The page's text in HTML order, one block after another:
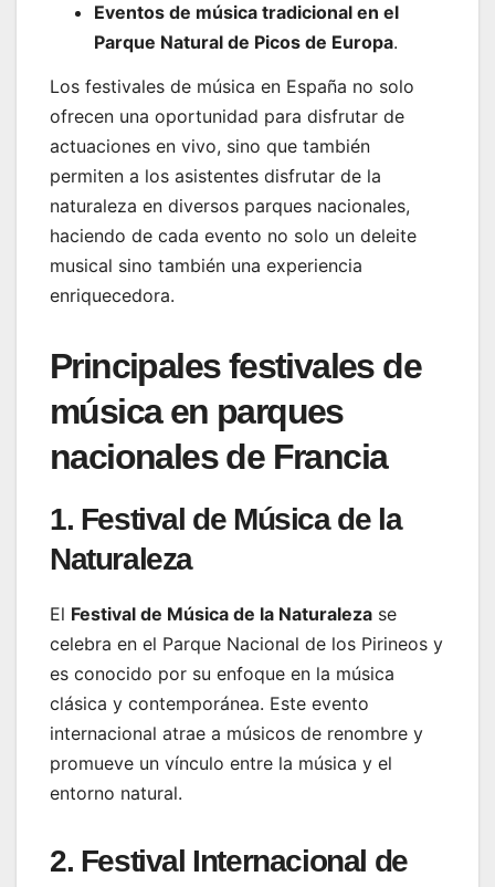
Eventos de música tradicional en el
Parque Natural de Picos de Europa.
Los festivales de música en España no solo
ofrecen una oportunidad para disfrutar de
actuaciones en vivo, sino que también
permiten a los asistentes disfrutar de la
naturaleza en diversos parques nacionales,
haciendo de cada evento no solo un deleite
musical sino también una experiencia
enriquecedora.
Principales festivales de
música en parques
nacionales de Francia
1. Festival de Música de la
Naturaleza
El Festival de Música de la Naturaleza se
celebra en el Parque Nacional de los Pirineos y
es conocido por su enfoque en la música
clásica y contemporánea. Este evento
internacional atrae a músicos de renombre y
promueve un vínculo entre la música y el
entorno natural.
2. Festival Internacional de